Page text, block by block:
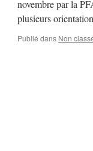
novembre par la
plusieurs
Publié dans Non